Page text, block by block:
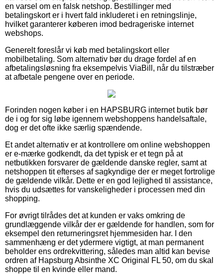
en varsel om en falsk netshop. Bestillinger med
betalingskort er i hvert fald inkluderet i en retningslinje,
hvilket garanterer køberen imod bedrageriske internet
webshops.
Generelt foreslår vi køb med betalingskort eller
mobilbetaling. Som alternativ bør du drage fordel af en
afbetalingsløsning fra eksempelvis ViaBill, når du tilstræber
at afbetale pengene over en periode.
Forinden nogen køber i en HAPSBURG internet butik bør
de i og for sig løbe igennem webshoppens handelsaftale,
dog er det ofte ikke særlig spændende.
Et andet alternativ er at kontrollere om online webshoppen
er e-mærke godkendt, da det typisk er et tegn på at
netbutikken forsvarer de gældende danske regler, samt at
netshoppen tit efterses af sagkyndige der er meget fortrolige
de gældende vilkår. Dette er en god lejlighed til assistance,
hvis du udsættes for vanskeligheder i processen med din
shopping.
For øvrigt tilrådes det at kunden er vaks omkring de
grundlæggende vilkår der er gældende for handlen, som for
eksempel den returneringsret hjemmesiden har. I den
sammenhæng er det ydermere vigtigt, at man permanent
beholder ens ordrekvittering, således man altid kan bevise
ordren af Hapsburg Absinthe XC Original FL 50, om du skal
shoppe til en kvinde eller mand.